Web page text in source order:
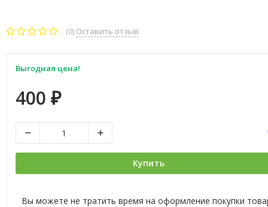
(0) Оставить отзыв
Выгодная цена!
400 ₽
Купить
Вы можете не тратить время на оформление покупки